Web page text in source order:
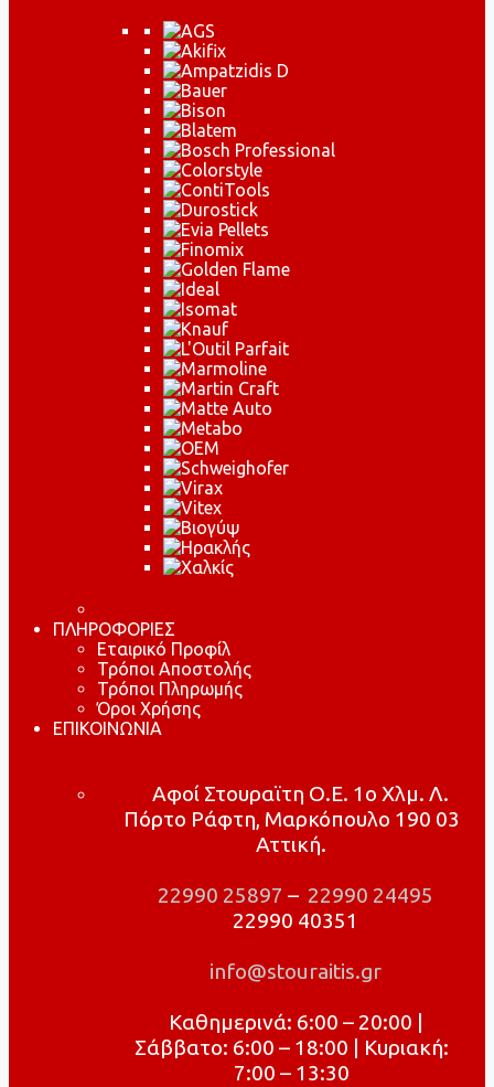
ΠΛΗΡΟΦΟΡΙΕΣ
Εταιρικό Προφίλ
Τρόποι Αποστολής
Τρόποι Πληρωμής
Όροι Χρήσης
ΕΠΙΚΟΙΝΩΝΙΑ
Αφοί Στουραϊτη Ο.Ε. 1ο Χλμ. Λ.
Πόρτο Ράφτη, Μαρκόπουλο 190 03
Αττική.
22990 25897 – 22990 24495
22990 40351
info@stouraitis.gr
Καθημερινά: 6:00 – 20:00 |
Σάββατο: 6:00 – 18:00 | Κυριακή:
7:00 – 13:30